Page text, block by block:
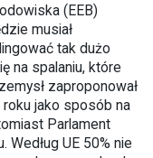
(EEB)
musiał
tak dużo
na spalaniu, które
zaproponował
roku jako sposób na
Parlament
UE 50% nie